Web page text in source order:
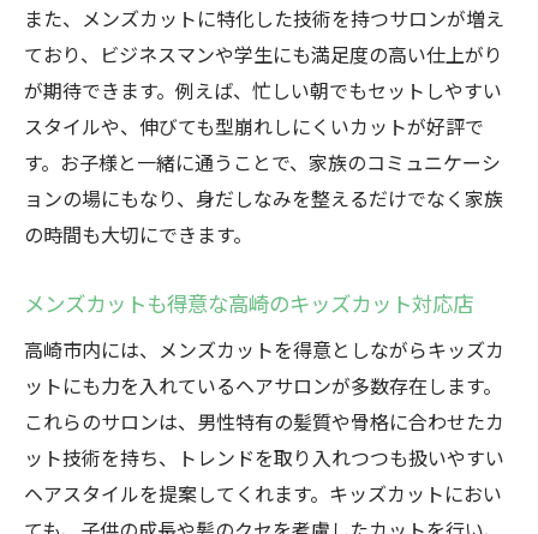
また、メンズカットに特化した技術を持つサロンが増え
ており、ビジネスマンや学生にも満足度の高い仕上がり
が期待できます。例えば、忙しい朝でもセットしやすい
スタイルや、伸びても型崩れしにくいカットが好評で
す。お子様と一緒に通うことで、家族のコミュニケーシ
ョンの場にもなり、身だしなみを整えるだけでなく家族
の時間も大切にできます。
メンズカットも得意な高崎のキッズカット対応店
高崎市内には、メンズカットを得意としながらキッズカ
ットにも力を入れているヘアサロンが多数存在します。
これらのサロンは、男性特有の髪質や骨格に合わせたカ
ット技術を持ち、トレンドを取り入れつつも扱いやすい
ヘアスタイルを提案してくれます。キッズカットにおい